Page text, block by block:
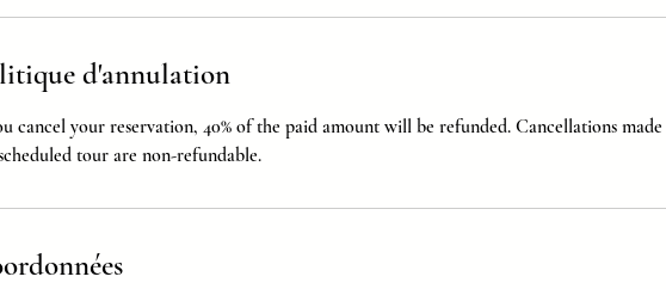
d'annulation
cancel your reservation, 40% of the paid amount will be refunded. Cancellations
tour are non-refundable.